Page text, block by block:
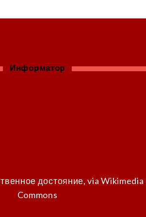
Информатор
достояние, via Wikimedia
Commons